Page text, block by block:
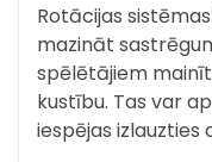
Rotācijas
mazināt
spēlētājiem
kustību. Tas var
iespējas izlauzties